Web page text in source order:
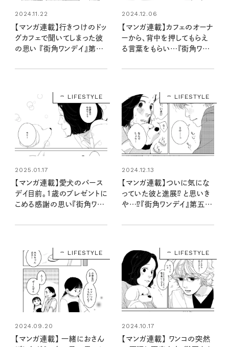
2024.11.22
【マンガ連載】行きつけのドッ
グカフェで聞いてしまった彼
の思い 『街角ワンデイ』第五
2024.12.06
【マンガ連載】カフェのオーナ
ーから、背中を押してもらえ
る言葉をもらい…『街角ワン
LIFESTYLE
2025.01.17
【マンガ連載】愛犬のバース
デイ目前。1歳のプレゼントに
こめる感謝の思い『街角ワン
LIFESTYLE
2024.12.13
【マンガ連載】ついに気にな
っていた彼と進展⁉ と思いき
や…⁉『街角ワンデイ』第五話
LIFESTYLE
2024.09.20
【マンガ連載】 一緒におさん
LIFESTYLE
2024.10.17
【マンガ連載】 ワンコの突然